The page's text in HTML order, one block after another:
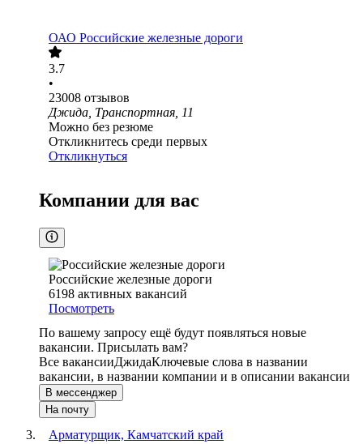
ОАО Российские железные дороги
3.7
•
23008 отзывов
Джида, Транспортная, 11
Можно без резюме
Откликнитесь среди первых
Откликнуться
Компании для вас
Российские железные дороги
6198 активных вакансий
Посмотреть
По вашему запросу ещё будут появляться новые
вакансии. Присылать вам?
Все вакансииДжидаКлючевые слова в названии
вакансии, в названии компании и в описании вакансии
В мессенджер
На почту
Арматурщик, Камчатский край